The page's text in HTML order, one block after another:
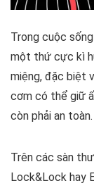
Trong cuộc
một thứ cực kì
miệng, đặc biệt
cơm có thể giữ
còn phải an toàn.
Trên các sàn
Lock&Lock hay